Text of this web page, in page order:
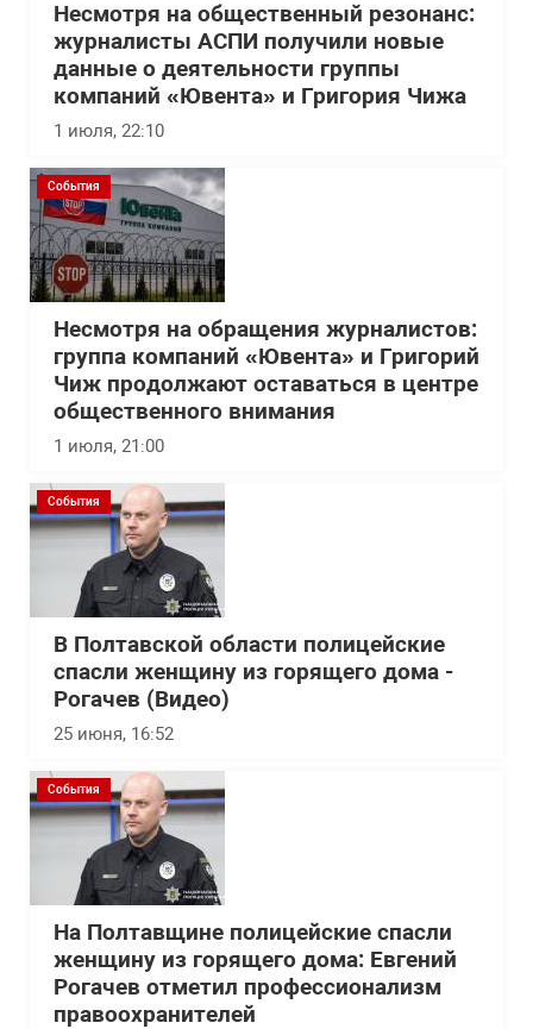
Несмотря на общественный резонанс:
журналисты АСПИ получили новые
данные о деятельности группы
компаний «Ювента» и Григория Чижа
1 июля, 22:10
События
Несмотря на обращения журналистов:
группа компаний «Ювента» и Григорий
Чиж продолжают оставаться в центре
общественного внимания
1 июля, 21:00
События
В Полтавской области полицейские
спасли женщину из горящего дома -
Рогачев (Видео)
25 июня, 16:52
События
На Полтавщине полицейские спасли
женщину из горящего дома: Евгений
Рогачев отметил профессионализм
правоохранителей